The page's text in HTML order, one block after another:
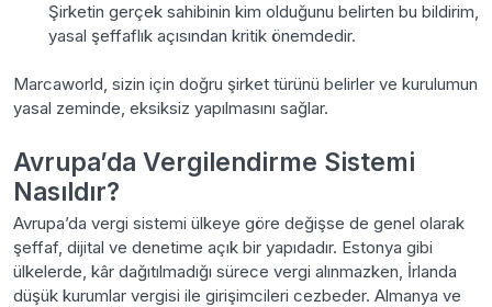
Şirketin gerçek sahibinin kim olduğunu belirten bu bildirim,
yasal şeffaflık açısından kritik önemdedir.
Marcaworld, sizin için doğru şirket türünü belirler ve kurulumun
yasal zeminde, eksiksiz yapılmasını sağlar.
Avrupa’da Vergilendirme Sistemi
Nasıldır?
Avrupa’da vergi sistemi ülkeye göre değişse de genel olarak
şeffaf, dijital ve denetime açık bir yapıdadır. Estonya gibi
ülkelerde, kâr dağıtılmadığı sürece vergi alınmazken, İrlanda
düşük kurumlar vergisi ile girişimcileri cezbeder. Almanya ve